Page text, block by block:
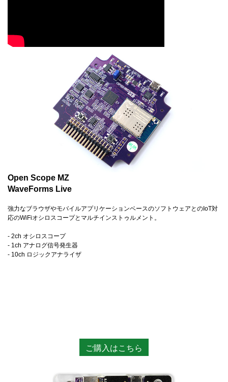
Open Scope MZ
WaveForms Live
強力なブラウザやモバイルアプリケーションベースのソフトウェアとのIoT対
応のWiFiオシロスコープとマルチインストゥルメント。
- 2ch オシロスコープ
- 1ch アナログ信号発生器
- 10ch ロジックアナライザ
ご購入はこちら